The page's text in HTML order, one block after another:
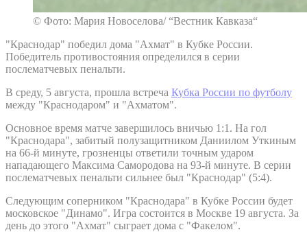
© Фото: Мария Новоселова/ “Вестник Кавказа“
"Краснодар" победил дома "Ахмат" в Кубке России.
Победитель противостояния определился в серии
послематчевых пенальти.
В среду, 5 августа, прошла встреча Кубка России по футболу
между "Краснодаром" и "Ахматом".
Основное время матче завершилось вничью 1:1. На гол
"Краснодара", забитый полузащитником Даниилом Уткиным
на 66-й минуте, грозненцы ответили точным ударом
нападающего Максима Самородова на 93-й минуте. В серии
послематчевых пенальти сильнее был "Краснодар" (5:4).
Следующим соперником "Краснодара" в Кубке России будет
московское "Динамо". Игра состоится в Москве 19 августа. За
день до этого "Ахмат" сыграет дома с "Факелом".